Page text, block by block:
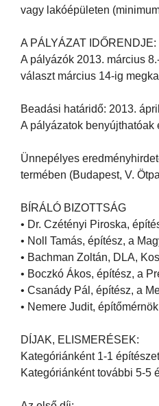
vagy lakóépületen
A PÁLYÁZAT IDŐRENDJE:
A pályázók 2013. március
választ március 14-ig
Beadási határidő: 2013.
A pályázatok benyújthatóak
Ünnepélyes
termében (Budapest, V.
BÍRÁLÓ BIZOTTSÁG
• Dr. Czétényi Piroska,
• Noll Tamás, építész, a
• Bachman Zoltán, DLA,
• Boczkó Ákos, építész, a
• Csanády Pál, építész, a
• Nemere Judit,
DÍJAK, ELISMERÉSEK:
Kategóriánként 1-1
Kategóriánként további 5-5